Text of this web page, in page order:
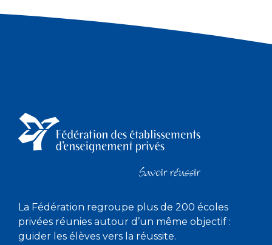
La Fédération regroupe plus de 200 écoles
privées réunies autour d’un même objectif :
guider les élèves vers la réussite.